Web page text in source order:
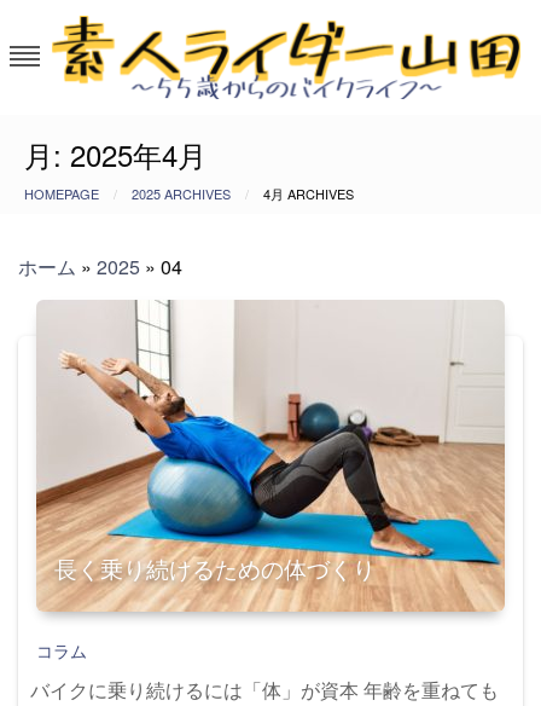
to
content
月: 2025年4月
HOMEPAGE 2025 ARCHIVES 4月 ARCHIVES
ホーム » 2025 » 04
長く乗り続けるための体づくり
コラム
バイクに乗り続けるには「体」が資本 年齢を重ねても